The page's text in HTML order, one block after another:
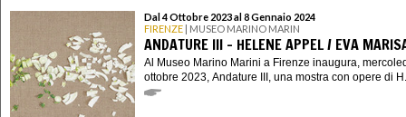
Dal 4 Ottobre 2023 al 8 Gennaio 2024
FIRENZE | MUSEO MARINO MARIN
ANDATURE III - HELENE APPEL / EVA
Al Museo Marino Marini a Firenze inaugura,
ottobre 2023, Andature III, una mostra con opere di